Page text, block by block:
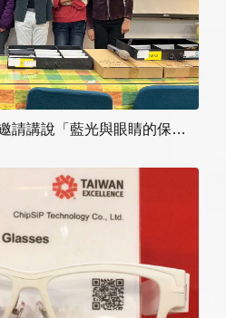
2022年12月受國泰人壽邀請講說「藍光與眼睛的保護」